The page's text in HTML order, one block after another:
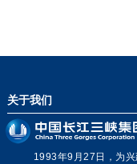
关于我们
1993年9月27日，为兴